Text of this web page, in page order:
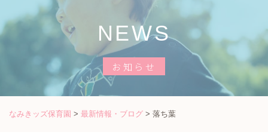
NEWS
お知らせ
なみきッズ保育園 > 最新情報・ブログ > 落ち葉